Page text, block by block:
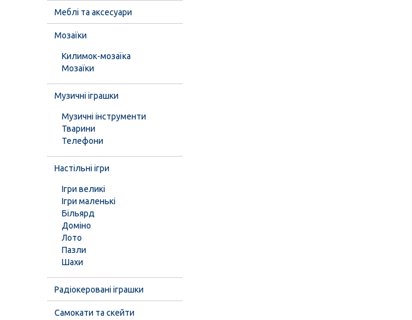
Меблі та аксесуари
Мозаїки
Килимок-мозаїка
Мозаїки
Музичні іграшки
Музичні інструменти
Тварини
Телефони
Настільні ігри
Ігри великі
Ігри маленькі
Більярд
Доміно
Лото
Пазли
Шахи
Радіокеровані іграшки
Самокати та скейти